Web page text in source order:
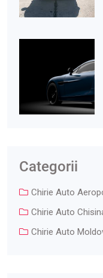
Categorii
Chirie Auto
Chirie Auto
Chirie Auto